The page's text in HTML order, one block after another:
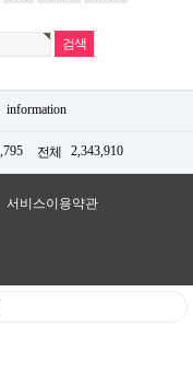
information
전체 2,343,910
서비스이용약관